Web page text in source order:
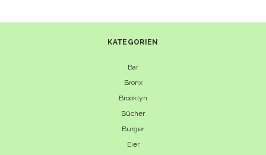
KATEGORIEN
Bar
Bronx
Brooklyn
Bücher
Burger
Eier